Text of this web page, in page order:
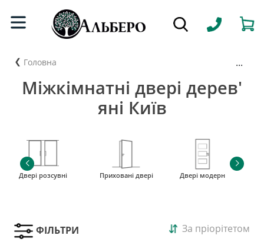
Головна ...
Міжкімнатні двері дерев'
яні Київ
Двері розсувні Приховані двері Двері модерн
ФІЛЬТРИ За пріорітетом